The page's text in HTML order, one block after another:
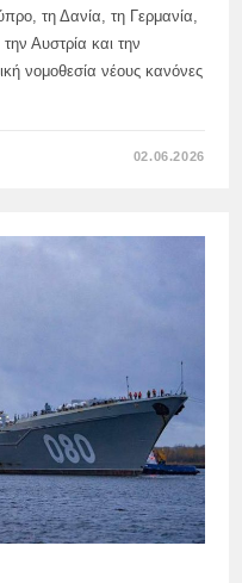
τη Δανία, τη Γερμανία,
Αυστρία και την
νομοθεσία νέους κανόνες
02.06.2026